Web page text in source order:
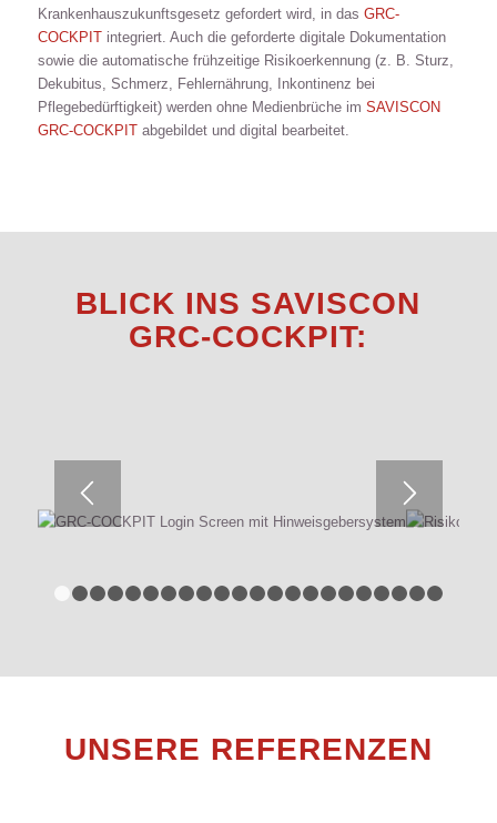
Krankenhauszukunftsgesetz gefordert wird, in das GRC-
COCKPITintegriert. Auch die geforderte digitale Dokumentation
sowie die automatische frühzeitige Risikoerkennung (z. B. Sturz,
Dekubitus, Schmerz, Fehlernährung, Inkontinenz bei
Pflegebedürftigkeit) werden ohne Medienbrüche im SAVISCON
GRC-COCKPITabgebildet und digital bearbeitet.
BLICK INS SAVISCON
GRC-COCKPIT:
1 2 3 4 5 6 7 8 9 1011 1213141516
UNSERE REFERENZEN